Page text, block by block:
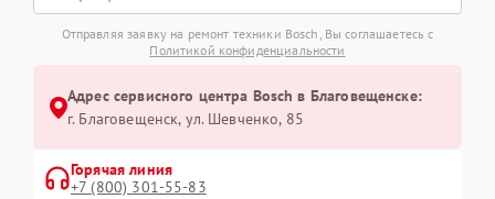
Отправляя заявку на ремонт техники Bosch, Вы соглашаетесь с
Политикой конфиденциальности
Адрес сервисного центра Bosch в Благовещенске:
г. Благовещенск, ул. Шевченко, 85
Горячая линия
+7 (800) 301-55-83